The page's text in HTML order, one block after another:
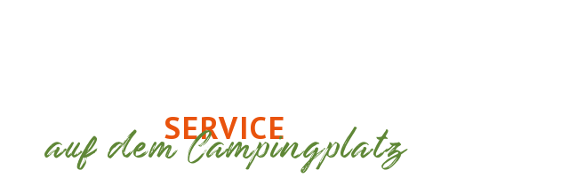
SERVICE
auf dem Campingplatz